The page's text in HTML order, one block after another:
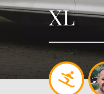
XL